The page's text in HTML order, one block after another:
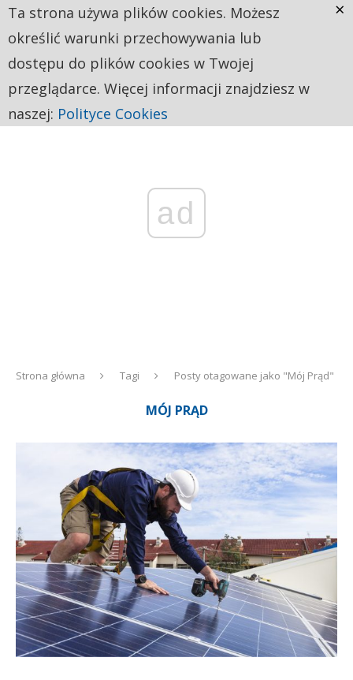
ad
Strona główna Tagi Posty otagowane jako "Mój Prąd"
MÓJ PRĄD
Ta strona używa plików cookies. Możesz
określić warunki przechowywania lub
dostępu do plików cookies w Twojej
przeglądarce. Więcej informacji znajdziesz w
naszej: Polityce Cookies
×